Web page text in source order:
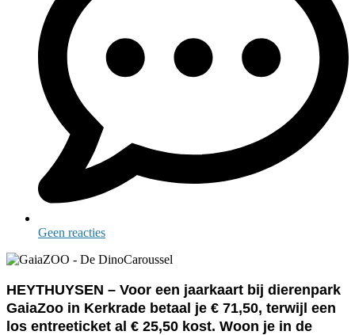
Geen reacties
HEYTHUYSEN – Voor een jaarkaart bij dierenpark
GaiaZoo in Kerkrade betaal je € 71,50, terwijl een
los entreeticket al € 25,50 kost. Woon je in de